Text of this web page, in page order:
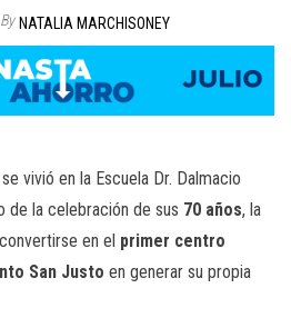
By NATALIA MARCHISONEY
vivió en la Escuela Dr. Dalmacio
de la celebración de sus 70 años, la
en el primer centro
San Justo en generar su propia